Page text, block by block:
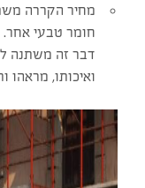
מחיר הקררה
חומר טבעי אחר.
דבר זה משתנה
ואיכותו, מראהו